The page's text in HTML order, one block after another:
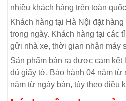
nhiều khách hàng trên toàn
Khách hàng tại Hà Nội đặt
trong ngày. Khách hàng tại các
gửi nhà xe, thời gian nhận máy
Sản phẩm bán ra được cam kết
đủ giấy tờ. Bảo hành 04 năm từ
năm từ ngày bán, tùy theo điều